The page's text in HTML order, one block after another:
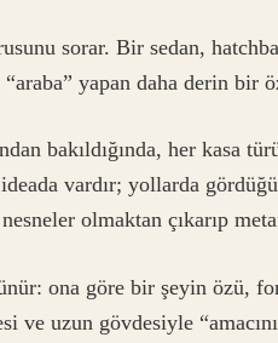
sorar. Bir sedan,
yapan daha derin bir
bakıldığında, her kasa
vardır; yollarda
olmaktan çıkarıp
ona göre bir şeyin özü,
ve uzun gövdesiyle